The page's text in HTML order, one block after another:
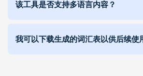
该工具是否支持多语言内容？
我可以下载生成的词汇表以供后续使